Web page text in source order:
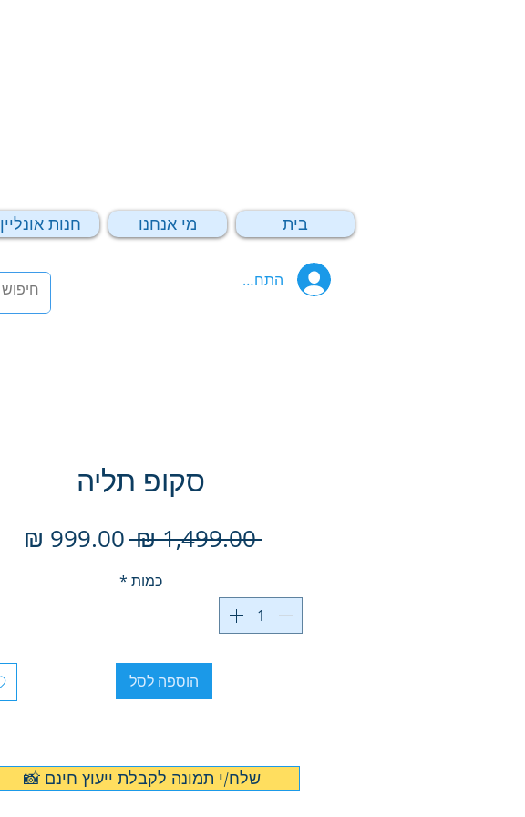
בית מי אנחנו חנות אונליין
התחבר
סקופ תליה
‏1,499.00 ‏₪
מחיר
רגיל כמות *
הוספה לסל
📸 שלח/י תמונה לקבלת ייעוץ חינם